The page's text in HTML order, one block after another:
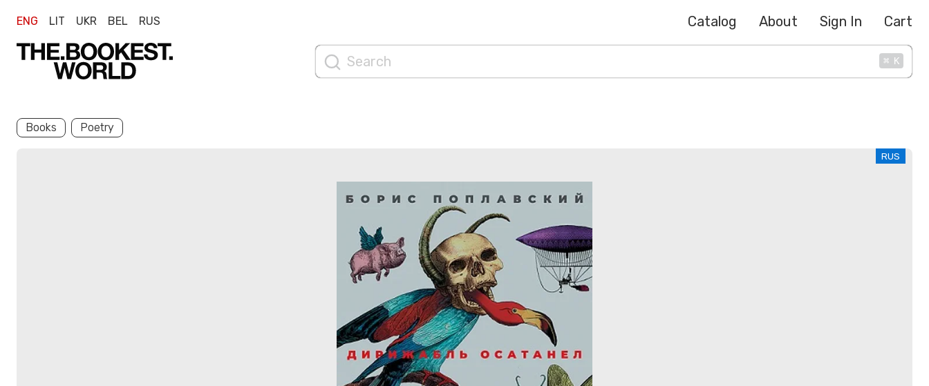
ENG LIT UKR BEL RUS Catalog About Sign In Cart
⌘ K
Books Poetry
RUS